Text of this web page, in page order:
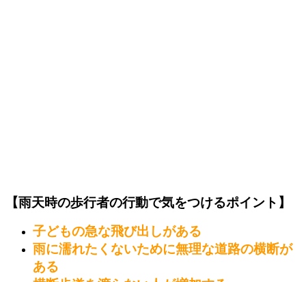
【雨天時の歩行者の行動で気をつけるポイント】
子どもの急な飛び出しがある
雨に濡れたくないために無理な道路の横断が
ある